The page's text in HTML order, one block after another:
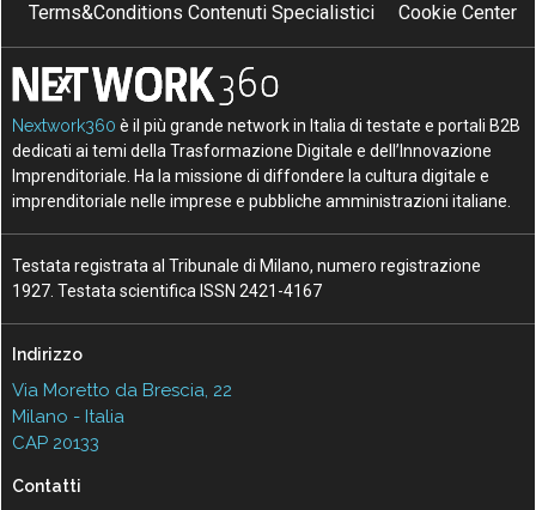
Terms&Conditions Contenuti Specialistici
Cookie Center
Nextwork360 è il più grande network in Italia di testate e portali B2B
dedicati ai temi della Trasformazione Digitale e dell’Innovazione
Imprenditoriale. Ha la missione di diffondere la cultura digitale e
imprenditoriale nelle imprese e pubbliche amministrazioni italiane.
Testata registrata al Tribunale di Milano, numero registrazione
1927. Testata scientifica ISSN 2421-4167
Indirizzo
Via Moretto da Brescia, 22
Milano - Italia
CAP 20133
Contatti